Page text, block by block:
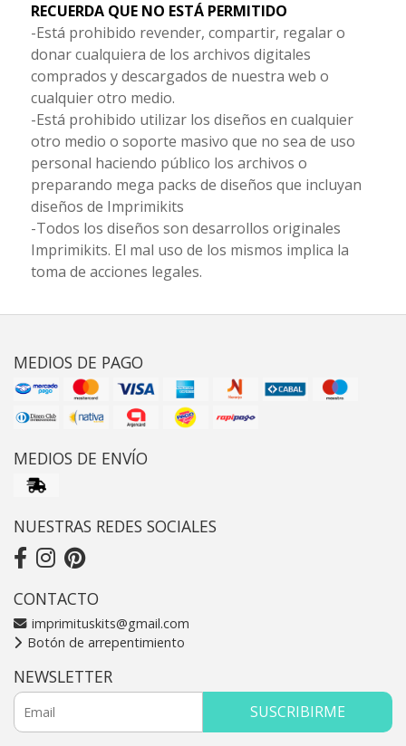
RECUERDA QUE NO ESTÁ PERMITIDO
-Está prohibido revender, compartir, regalar o
donar cualquiera de los archivos digitales
comprados y descargados de nuestra web o
cualquier otro medio.
-Está prohibido utilizar los diseños en cualquier
otro medio o soporte masivo que no sea de uso
personal haciendo público los archivos o
preparando mega packs de diseños que incluyan
diseños de Imprimikits
-Todos los diseños son desarrollos originales
Imprimikits. El mal uso de los mismos implica la
toma de acciones legales.
MEDIOS DE PAGO
MEDIOS DE ENVÍO
NUESTRAS REDES SOCIALES
CONTACTO
imprimituskits@gmail.com
Botón de arrepentimiento
NEWSLETTER
SUSCRIBIRME